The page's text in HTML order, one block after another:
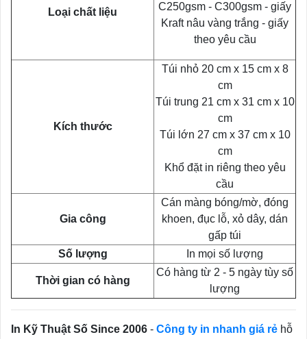
Loại chất liệu
C250gsm - C300gsm - giấy
Kraft nâu vàng trắng - giấy
theo yêu cầu
Kích thước
Túi nhỏ 20 cm x 15 cm x 8
cm
Túi trung 21 cm x 31 cm x 10
cm
Túi lớn 27 cm x 37 cm x 10
cm
Khổ đặt in riêng theo yêu
cầu
Gia công
Cán màng bóng/mờ, đóng
khoen, đục lỗ, xỏ dây, dán
gấp túi
Số lượng
In mọi số lượng
Thời gian có hàng
Có hàng từ 2 - 5 ngày tùy số
lượng
In Kỹ Thuật Số Since 2006 - Công ty in nhanh giá rẻ hỗ